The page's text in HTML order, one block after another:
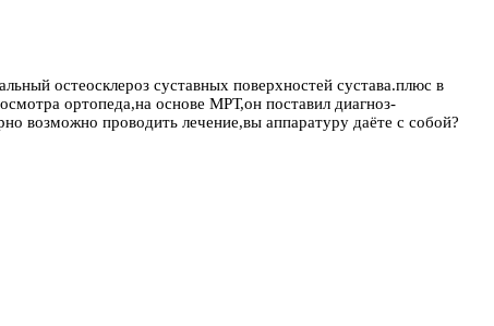
остеосклероз суставных поверхностей сустава.плюс в
ортопеда,на основе МРТ,он поставил диагноз-
возможно проводить лечение,вы аппаратуру даёте с собой?